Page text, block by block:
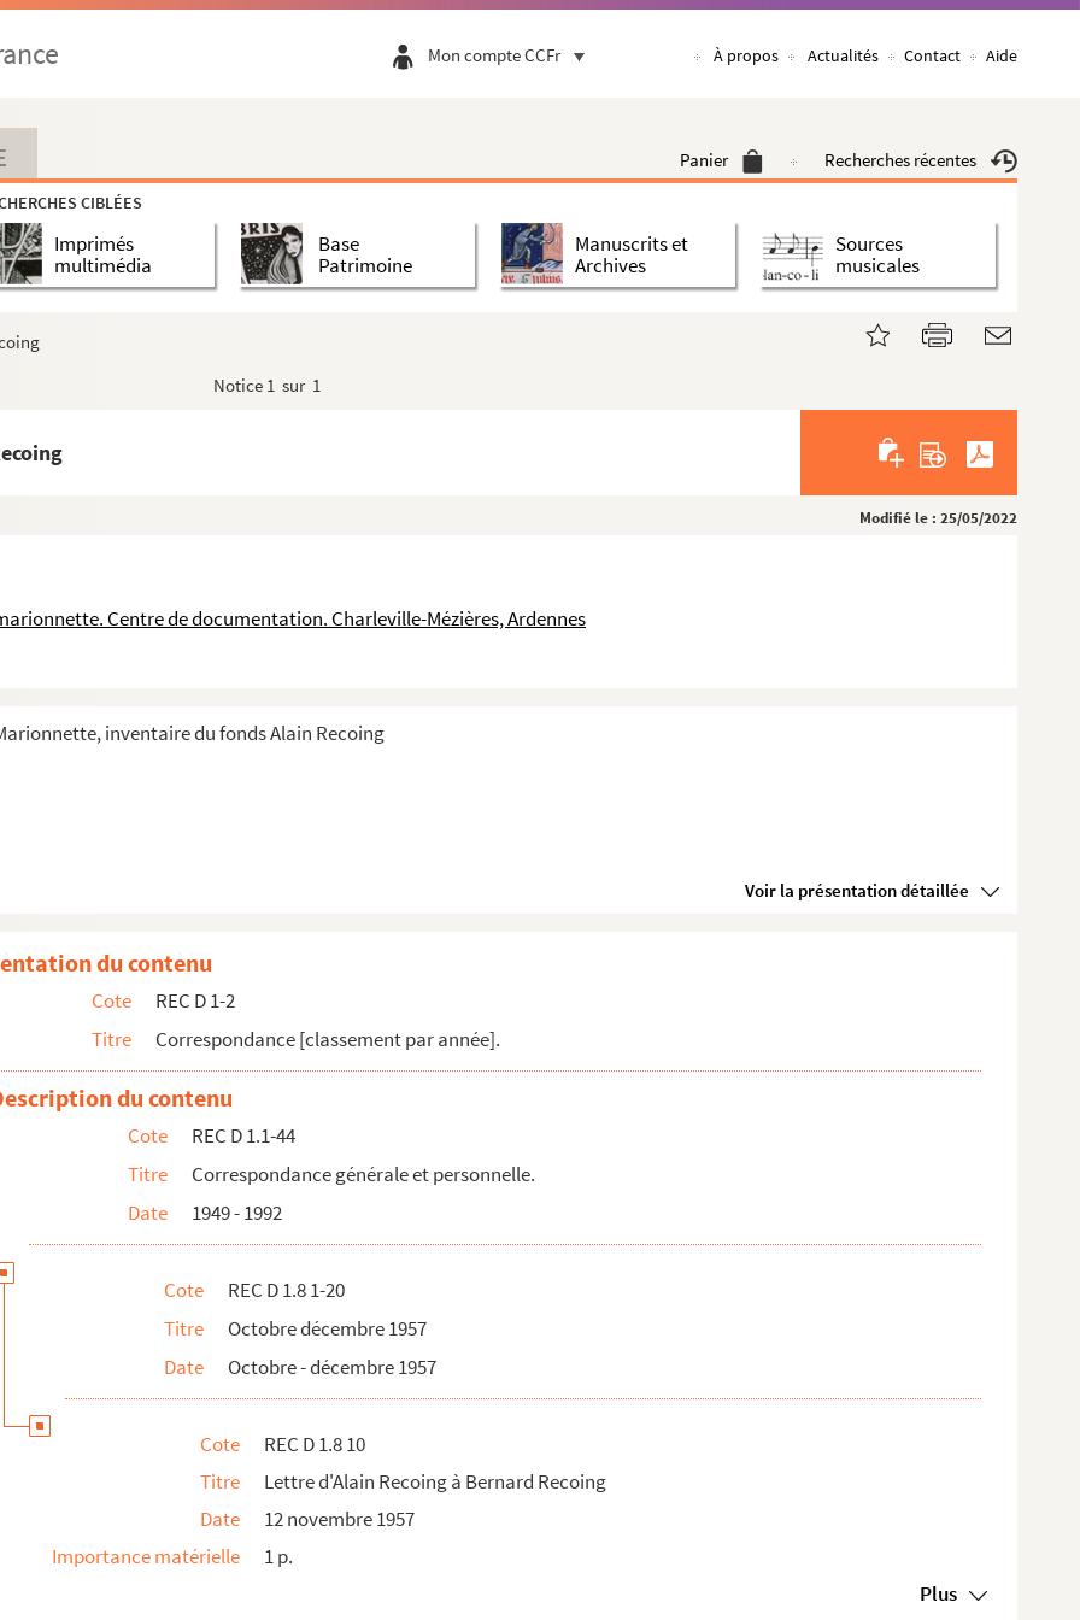
Mon compte CCFr À propos Actualités Contact Aide
Panier Recherches récentes
CIBLÉES
Imprimés
multimédia
Base
Patrimoine
Manuscrits et
Archives
Sources
musicales
Notice 1 sur 1
Modifié le : 25/05/2022
Centre de documentation. Charleville-Mézières, Ardennes
inventaire du fonds Alain Recoing
Voir la présentation détaillée
des licences du ministère de l'Éducation nationale
de Paris
amitiés franco-chinoises
du Théâtre Martin Martine
Verger
sur Martin Martine, s.d.
du contenu
Cote
REC D 1-2
Titre
Correspondance [classement par année].
du contenu
Cote
REC D 1.1-44
Titre
Correspondance générale et personnelle.
Date
1949 - 1992
Cote
REC D 1.8 1-20
Titre
Octobre décembre 1957
Date
Octobre - décembre 1957
Cote
REC D 1.8 10
Titre
Lettre d'Alain Recoing à Bernard Recoing
Date
12 novembre 1957
Importance matérielle
1 p.
Plus